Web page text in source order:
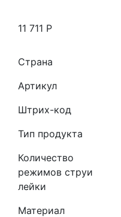
11 711 Р
Страна
Артикул
Штрих-код
Тип продукта
Количество
режимов струи
лейки
Материал